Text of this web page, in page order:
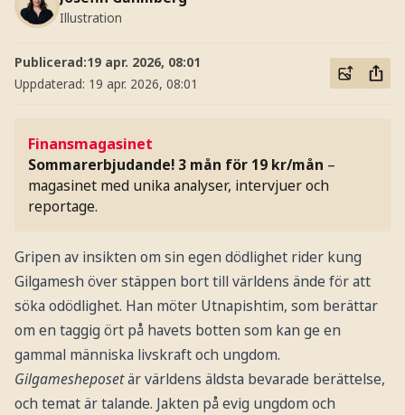
Illustration
Publicerad:19 apr. 2026, 08:01
Uppdaterad: 19 apr. 2026, 08:01
Finansmagasinet
Sommarerbjudande! 3 mån för 19 kr/mån –
magasinet med unika analyser, intervjuer och
reportage.
Gripen av insikten om sin egen dödlighet rider kung
Gilgamesh över stäppen bort till världens ände för att
söka odödlighet. Han möter Utnapishtim, som berättar
om en taggig ört på havets botten som kan ge en
gammal människa livskraft och ungdom.
Gilgamesheposetär världens äldsta bevarade berättelse,
och temat är talande. Jakten på evig ungdom och